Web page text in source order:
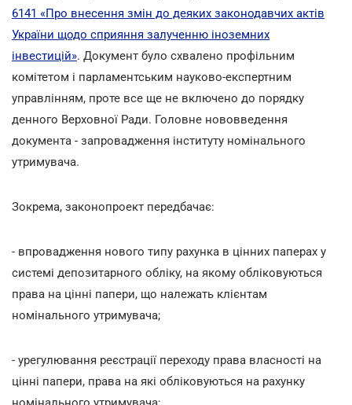
6141 «Про внесення змін до деяких законодавчих актів
України щодо сприяння залученню іноземних
інвестицій». Документ було схвалено профільним
комітетом і парламентським науково-експертним
управлінням, проте все ще не включено до порядку
денного Верховної Ради. Головне нововведення
документа - запровадження інституту номінального
утримувача.
Зокрема, законопроект передбачає:
- впровадження нового типу рахунка в цінних паперах у
системі депозитарного обліку, на якому обліковуються
права на цінні папери, що належать клієнтам
номінального утримувача;
- урегулювання реєстрації переходу права власності на
цінні папери, права на які обліковуються на рахунку